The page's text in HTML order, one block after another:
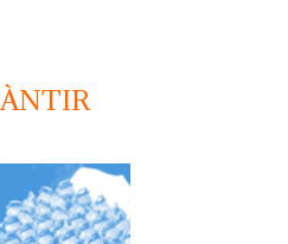
càntir gegant